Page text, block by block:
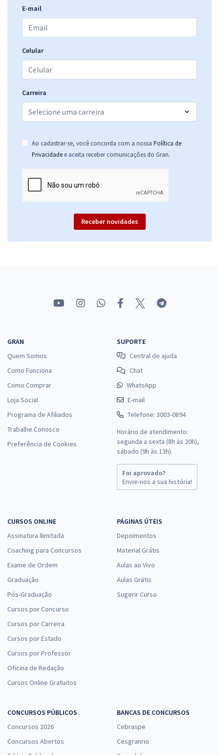
E-mail
Celular
Carreira
Ao cadastrar-se, você concorda com a nossa Política de
Privacidade e aceita receber comunicações do Gran.
Receber novidades
GRAN
Quem Somos
Como Funciona
Como Comprar
Loja Social
Programa de Afiliados
Trabalhe Conosco
Preferência de Cookies
SUPORTE
Central de ajuda
Chat
WhatsApp
E-mail
Telefone: 3003-0894
Horário de atendimento:
segunda a sexta (8h às 20h),
sábado (9h às 13h).
Foi aprovado?
Envie-nos a sua história!
CURSOS ONLINE
Assinatura Ilimitada
Coaching para Concursos
Exame de Ordem
Graduação
Pós-Graduação
Cursos por Concurso
Cursos por Carreira
Cursos por Estado
Cursos por Professor
Oficina de Redação
Cursos Online Gratuitos
PÁGINAS ÚTEIS
Depoimentos
Material Grátis
Aulas ao Vivo
Aulas Grátis
Sugerir Curso
CONCURSOS PÚBLICOS
Concursos 2026
Concursos Abertos
BANCAS DE CONCURSOS
Cebraspe
Cesgranrio